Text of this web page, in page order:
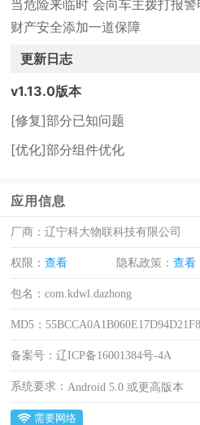
当危险来临时 会向车主拨打报
财产安全添加一道保障
更新日志
v1.13.0版本
[修复]部分已知问题
[优化]部分组件优化
应用信息
厂商：辽宁科大物联科技有限公司
权限：查看 隐私政策：查看
包名：com.kdwl.dazhong
MD5：
备案号：辽ICP备16001384号-4A
系统要求： Android 5.0 或更高版本
需要网络